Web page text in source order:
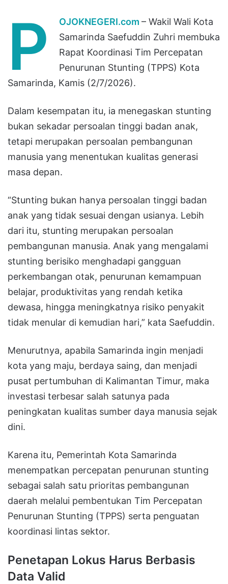
P OJOKNEGERI.com – Wakil Wali Kota
Samarinda Saefuddin Zuhri membuka
Rapat Koordinasi Tim Percepatan
Penurunan Stunting (TPPS) Kota
Samarinda, Kamis (2/7/2026).
Dalam kesempatan itu, ia menegaskan stunting
bukan sekadar persoalan tinggi badan anak,
tetapi merupakan persoalan pembangunan
manusia yang menentukan kualitas generasi
masa depan.
“Stunting bukan hanya persoalan tinggi badan
anak yang tidak sesuai dengan usianya. Lebih
dari itu, stunting merupakan persoalan
pembangunan manusia. Anak yang mengalami
stunting berisiko menghadapi gangguan
perkembangan otak, penurunan kemampuan
belajar, produktivitas yang rendah ketika
dewasa, hingga meningkatnya risiko penyakit
tidak menular di kemudian hari,” kata Saefuddin.
Menurutnya, apabila Samarinda ingin menjadi
kota yang maju, berdaya saing, dan menjadi
pusat pertumbuhan di Kalimantan Timur, maka
investasi terbesar salah satunya pada
peningkatan kualitas sumber daya manusia sejak
dini.
Karena itu, Pemerintah Kota Samarinda
menempatkan percepatan penurunan stunting
sebagai salah satu prioritas pembangunan
daerah melalui pembentukan Tim Percepatan
Penurunan Stunting (TPPS) serta penguatan
koordinasi lintas sektor.
Penetapan Lokus Harus Berbasis
Data Valid